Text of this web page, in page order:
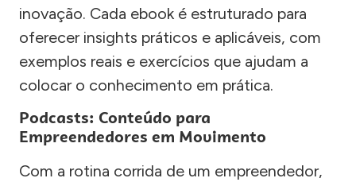
inovação. Cada ebook é estruturado para
oferecer insights práticos e aplicáveis, com
exemplos reais e exercícios que ajudam a
colocar o conhecimento em prática.
Podcasts: Conteúdo para
Empreendedores em Movimento
Com a rotina corrida de um empreendedor,